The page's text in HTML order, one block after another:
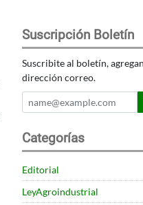
Suscripción Boletín
Suscribite al boletín,
dirección correo.
Categorías
Editorial
LeyAgroindustrial